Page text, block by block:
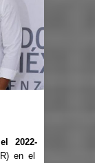
2022-
en el